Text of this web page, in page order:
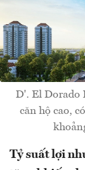
D'. El Dorado
căn hộ cao,
Tỷ suất lợi